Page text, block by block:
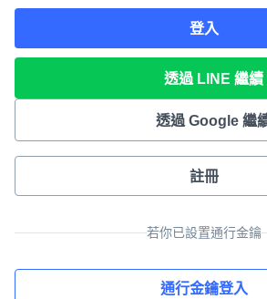
登入
透過 LINE 繼續
透過 Google 繼
註冊
若你已設置通行金鑰
通行金鑰登入